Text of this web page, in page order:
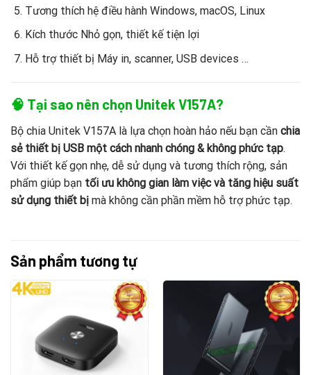
Tương thích hệ điều hành Windows, macOS, Linux
Kích thước Nhỏ gọn, thiết kế tiện lợi
Hỗ trợ thiết bị Máy in, scanner, USB devices …
🧠 Tại sao nên chọn Unitek V157A?
Bộ chia Unitek V157A là lựa chọn hoàn hảo nếu bạn cần chia
sẻ thiết bị USB một cách nhanh chóng & không phức tạp.
Với thiết kế gọn nhẹ, dễ sử dụng và tương thích rộng, sản
phẩm giúp bạn tối ưu không gian làm việc và tăng hiệu suất
sử dụng thiết bị mà không cần phần mềm hỗ trợ phức tạp.
Sản phẩm tương tự